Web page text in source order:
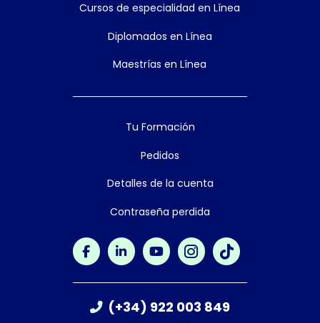
Cursos de especialidad en Línea
Diplomados en Línea
Maestrías en Línea
Tu Formación
Pedidos
Detalles de la cuenta
Contraseña perdida
(+34) 922 003 849